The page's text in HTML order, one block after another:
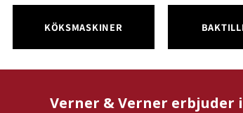
KÖKSMASKINER
Verner & Verner